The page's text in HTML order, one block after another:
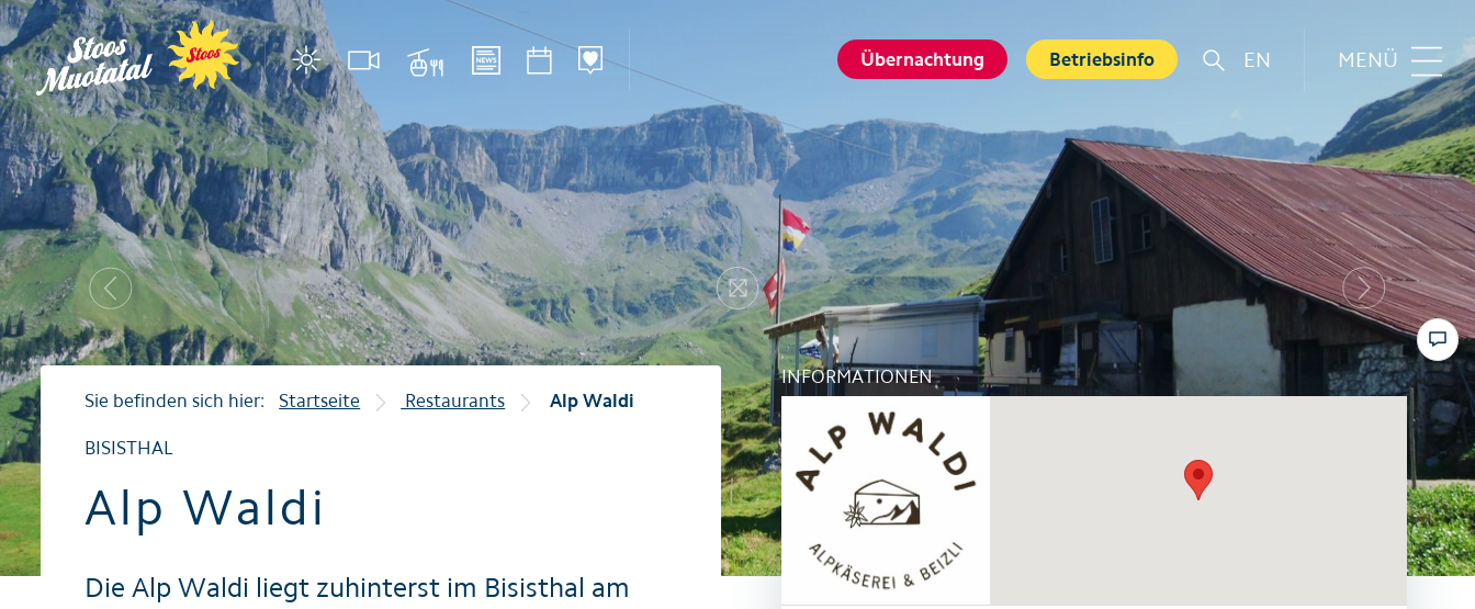
MENÜ
EN
Betriebsinfo
Übernachtung
Region
Stoos
Muotathal
Morschach
Illgau
Unterkünfte
Restaurants
Events
Broschüren / Prospekte
Bergbahnen
Stoosbahnen
Luftseilbahn Illgau–Ried
Luftseilbahn Illgau–St. Karl
Luftseilbahn Sahli-Glattalp
Sommer
Wandern
Aktivitätenkarte
Husky-Erlebnisse
Höhlenerlebnis Hölloch
Golfplatz Axenstein
Gruppen & Seminare
Wellness und Spa
Top 6 Sommererlebnisse
Alle Sommeraktivitäten
Winter
Wintersport
Aktivitätenkarte
Husky-Erlebnisse
Höhlenerlebnis Hölloch
Sport- & Rental Shops
Gruppen & Seminare
Wellness und Spa
Top 6 Wintererlebnisse
Alle Winteraktivitäten
Familie
Top 6 Familienerlebnisse
Sommer
Swiss Holiday Park
Husky-Erlebnisse für Kinder
Wandern mit Kindern
Top 6 Familienerlebnisse
Skifahren mit Kindern
Previous Resize
Next
Sie befinden sich hier: Startseite Restaurants Alp Waldi
BISISTHAL
Alp Waldi
Die Alp Waldi liegt zuhinterst im Bisisthal am
INFORMATIONEN